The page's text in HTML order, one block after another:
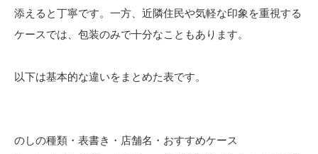
添えると丁寧です。一方、近隣住民や気軽な印象を重視する
ケースでは、包装のみで十分なこともあります。
以下は基本的な違いをまとめた表です。
のしの種類・表書き・店舗名・おすすめケース